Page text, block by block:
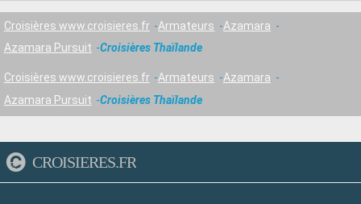
Croisières www.croisieres.fr Armateurs
Azamara
Azamara Pursuit
Croisières Thaïlande
Croisières www.croisieres.fr Armateurs
Azamara
Azamara Pursuit
Croisières Thaïlande
CROISIERES.FR